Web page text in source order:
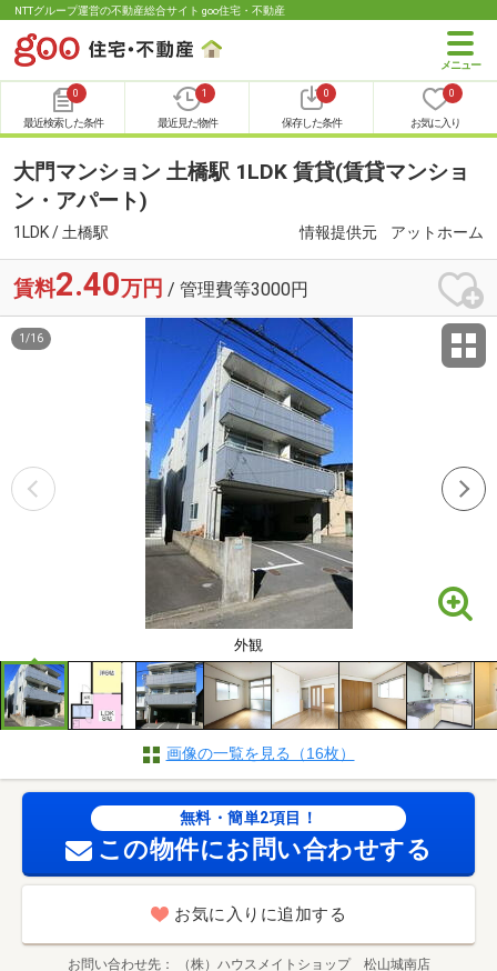
NTTグループ運営の不動産総合サイト goo住宅・不動産
0
最近検索した条件
1
最近見た物件
0
保存した条件
0
お気に入り
大門マンション 土橋駅 1LDK 賃貸(賃貸マンショ
ン・アパート)
1LDK / 土橋駅 情報提供元 アットホーム
賃料2.40万円 / 管理費等3000円
外観
1 /16
画像の一覧を見る（16枚）
無料・簡単2項目！
この物件にお問い合わせする
お気に入りに追加する
お問い合わせ先 （株）ハウスメイトショップ 松山城南店